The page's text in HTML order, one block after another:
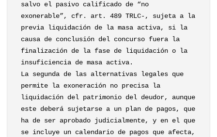
salvo el pasivo calificado de “no
exonerable”, cfr. art. 489 TRLC-, sujeta a la
previa liquidación de la masa activa, si la
causa de conclusión del concurso fuera la
finalización de la fase de liquidación o la
insuficiencia de masa activa.
La segunda de las alternativas legales que
permite la exoneración no precisa la
liquidación del patrimonio del deudor, aunque
este deberá sujetarse a un plan de pagos, que
ha de ser aprobado judicialmente, y en el que
se incluye un calendario de pagos que afecta,